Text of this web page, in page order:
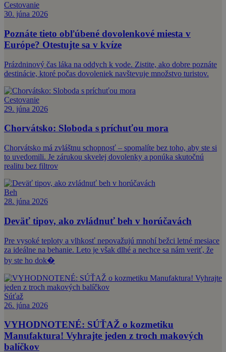
Cestovanie
30. júna 2026
Poznáte tieto obľúbené dovolenkové miesta v
Európe? Otestujte sa v kvíze
Prázdninový čas láka na oddych k vode. Zistite, ako dobre poznáte
destinácie, ktoré počas dovoleniek navštevuje množstvo turistov.
Cestovanie
29. júna 2026
Chorvátsko: Sloboda s príchuťou mora
Chorvátsko má zvláštnu schopnosť – spomalíte bez toho, aby ste si
to uvedomili. Je zárukou skvelej dovolenky a ponúka skutočnú
realitu bez filtrov
Beh
28. júna 2026
Deväť tipov, ako zvládnuť beh v horúčavách
Pre vysoké teploty a vlhkosť nepovažujú mnohí bežci letné mesiace
za ideálne na behanie. Leto je však dlhé a nechce sa nám veriť, že
by ste ho dok�
Súťaž
26. júna 2026
VYHODNOTENÉ: SÚŤAŽ o kozmetiku
Manufaktura! Vyhrajte jeden z troch makových
balíčkov